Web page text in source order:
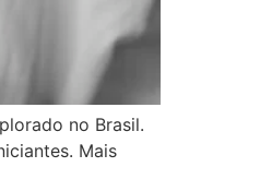
no Brasil.
Mais